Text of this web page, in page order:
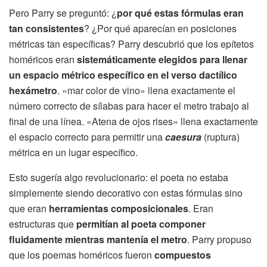
Pero Parry se preguntó: ¿por qué estas fórmulas eran
tan consistentes? ¿Por qué aparecían en posiciones
métricas tan específicas? Parry descubrió que los epítetos
homéricos eran sistemáticamente elegidos para llenar
un espacio métrico específico en el verso dactílico
hexámetro. «mar color de vino» llena exactamente el
número correcto de sílabas para hacer el metro trabajo al
final de una línea. «Atena de ojos rises» llena exactamente
el espacio correcto para permitir unacaesura (ruptura)
métrica en un lugar específico.
Esto sugería algo revolucionario: el poeta no estaba
simplemente siendo decorativo con estas fórmulas sino
que eran herramientas composicionales. Eran
estructuras que permitían al poeta componer
fluidamente mientras mantenía el metro. Parry propuso
que los poemas homéricos fueron compuestos